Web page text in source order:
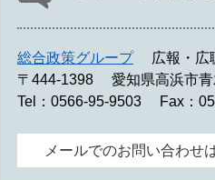
総合政策グループ
広報・広
〒444-1398
愛知県高浜市
Tel：0566-95-9503
Fax：
メールでのお問い合わせ